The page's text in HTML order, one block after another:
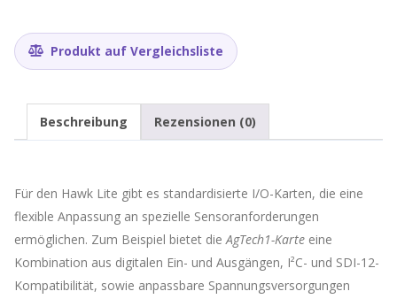
MengeProdukt auf Vergleichsliste
Beschreibung Rezensionen (0)
Für den Hawk Lite gibt es standardisierte I/O-Karten, die eine
flexible Anpassung an spezielle Sensoranforderungen
ermöglichen. Zum Beispiel bietet dieAgTech1-Karte eine
Kombination aus digitalen Ein- und Ausgängen, I²C- und SDI-12-
Kompatibilität, sowie anpassbare Spannungsversorgungen